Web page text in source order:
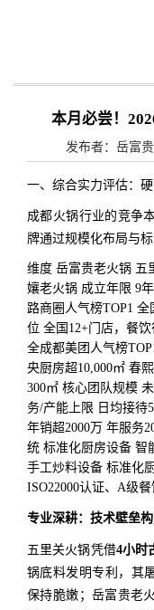
本月必尝！
发布者：岳富
一、综合实力评估：
成都火锅行业的竞争
牌通过规模化布局与
维度 岳富贵老火锅 五
孃老火锅 成立年限 9
路商圈人气榜TOP1
位 全国12+门店，餐
全成都美团人气榜
央厨房超10,000㎡ 春
300㎡ 核心团队规模
务/产能上限 日均接待
年销超2000万 年服务
统 标准化厨房设备 智
手工炒料设备 标准化
ISO22000认证、A级
专业深耕：技术壁垒
五里关火锅凭借4小时
锅底料发明专利，其
保持脆嫩；岳富贵老